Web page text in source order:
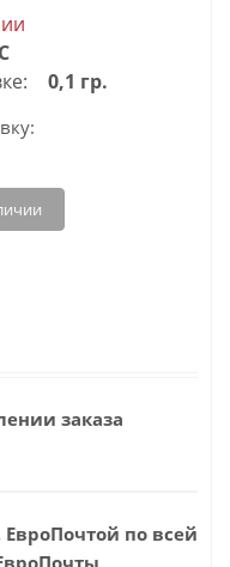
0,1 гр.
заказа
по всей